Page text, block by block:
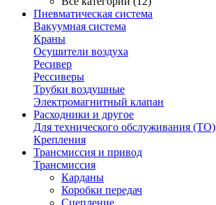
Пневматическая система
Вакуумная система
Краны
Осушители воздуха
Ресивер
Рессиверы
Трубки воздушные
Электромагнитный клапан
Расходники и другое
Для технического обслуживания (ТО)
Крепления
Трансмиссия и привод
Трансмиссия
Карданы
Коробки передач
Сцепление